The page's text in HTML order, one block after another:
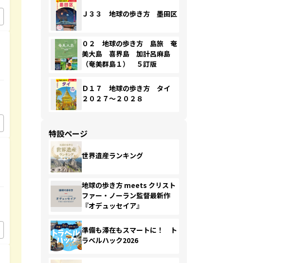
Ｊ３３ 地球の歩き方 墨田区
０２ 地球の歩き方 島旅 奄
美大島 喜界島 加計呂麻島
（奄美群島１） ５訂版
Ｄ１７ 地球の歩き方 タイ
２０２７～２０２８
特設ページ
世界遺産ランキング
地球の歩き方 meets クリスト
ファー・ノーラン監督最新作
『オデュッセイア』
準備も滞在もスマートに！ ト
ラベルハック2026